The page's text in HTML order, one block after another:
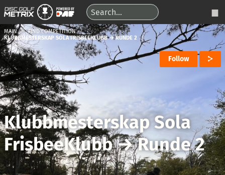
MAIN
FIND COMPETITION
KLUBBMESTERSKAP SOLA FRISBEEKLUBB → RUNDE 2
Follow
Klubbmesterskap Sola
FrisbeeKlubb→Runde 2